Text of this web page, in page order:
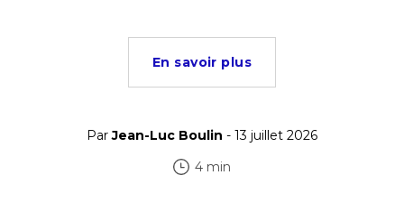
En savoir plus
ParJean-Luc Boulin - 13 juillet 2026
4 min